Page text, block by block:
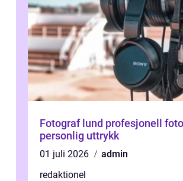
Fotograf lund profesjonell foto med
personlig uttrykk
01 juli 2026
admin
redaktionel